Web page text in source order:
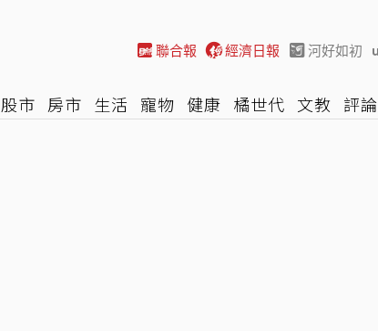
聯合報 經濟日報 河好如初
股市 房市 生活 寵物 健康 橘世代 文教 評論